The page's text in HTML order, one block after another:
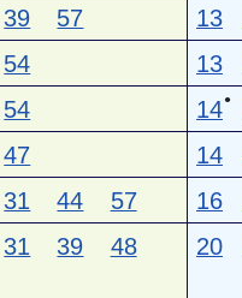
39 57 13
54 13
54 14●
47 14
31 44 57 16
31 39
48
20